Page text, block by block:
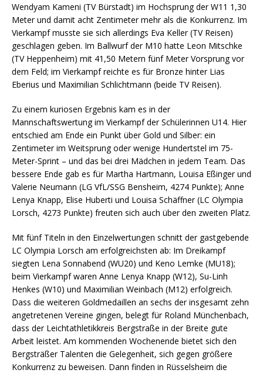
Wendyam Kameni (TV Bürstadt) im Hochsprung der W11 1,30
Meter und damit acht Zentimeter mehr als die Konkurrenz. Im
Vierkampf musste sie sich allerdings Eva Keller (TV Reisen)
geschlagen geben. Im Ballwurf der M10 hatte Leon Mitschke
(TV Heppenheim) mit 41,50 Metern fünf Meter Vorsprung vor
dem Feld; im Vierkampf reichte es für Bronze hinter Lias
Eberius und Maximilian Schlichtmann (beide TV Reisen).
Zu einem kuriosen Ergebnis kam es in der
Mannschaftswertung im Vierkampf der Schülerinnen U14. Hier
entschied am Ende ein Punkt über Gold und Silber: ein
Zentimeter im Weitsprung oder wenige Hundertstel im 75-
Meter-Sprint – und das bei drei Mädchen in jedem Team. Das
bessere Ende gab es für Martha Hartmann, Louisa Eßinger und
Valerie Neumann (LG VfL/SSG Bensheim, 4274 Punkte); Anne
Lenya Knapp, Elise Huberti und Louisa Schäffner (LC Olympia
Lorsch, 4273 Punkte) freuten sich auch über den zweiten Platz.
Mit fünf Titeln in den Einzelwertungen schnitt der gastgebende
LC Olympia Lorsch am erfolgreichsten ab: Im Dreikampf
siegten Lena Sonnabend (WU20) und Keno Lemke (MU18);
beim Vierkampf waren Anne Lenya Knapp (W12), Su-Linh
Henkes (W10) und Maximilian Weinbach (M12) erfolgreich.
Dass die weiteren Goldmedaillen an sechs der insgesamt zehn
angetretenen Vereine gingen, belegt für Roland Münchenbach,
dass der Leichtathletikkreis Bergstraße in der Breite gute
Arbeit leistet. Am kommenden Wochenende bietet sich den
Bergsträßer Talenten die Gelegenheit, sich gegen größere
Konkurrenz zu beweisen. Dann finden in Rüsselsheim die